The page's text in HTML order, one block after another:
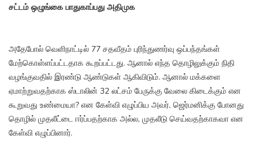
சட்டம் ஒழுங்கை பாதுகாப்பது அதிமுக
அதேபோல் வெளிநாட்டில் 77 சதவீதம் புரிந்துணர்வு ஒப்பந்தங்கள்
மேற்கொள்ளப்பட்டதாக கூறப்பட்டது. ஆனால் எந்த தொழிலுக்கும் நிதி
வழங்குவதில் இரண்டு ஆண்டுகள் ஆகிவிடும். ஆனால் மக்களை
ஏமாற்றுவதற்காக ஸ்டாலின் 32 லட்சம் பேருக்கு வேலை கிடைக்கும் என
கூறுவது உண்மையா? என கேள்வி எழுப்பிய அவர், ஜெர்மனிக்கு போனது
தொழில் முதலீட்டை ஈர்ப்பதற்காக அல்ல, முதலீடு செய்வதற்காகவா என
கேள்வி எழுப்பினார்.